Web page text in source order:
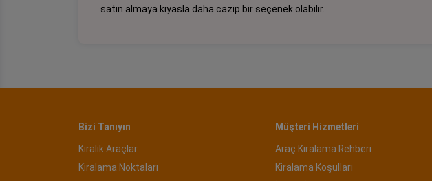
satın almaya kıyasla daha cazip bir seçenek olabilir.
Bizi Tanıyın
Kiralık Araçlar
Kiralama Noktaları
Müşteri Hizmetleri
Araç Kiralama Rehberi
Kiralama Koşulları